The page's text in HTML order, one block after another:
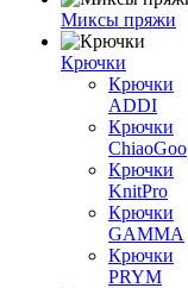
Миксы пряжи
Крючки
Крючки
ADDI
Крючки
ChiaoGoo
Крючки
KnitPro
Крючки
GAMMA
Крючки
PRYM